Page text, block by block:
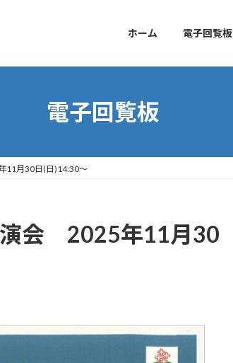
ホーム 電子回覧板
電子回覧板
11月30日(日)14:30～
演会 2025年11月30